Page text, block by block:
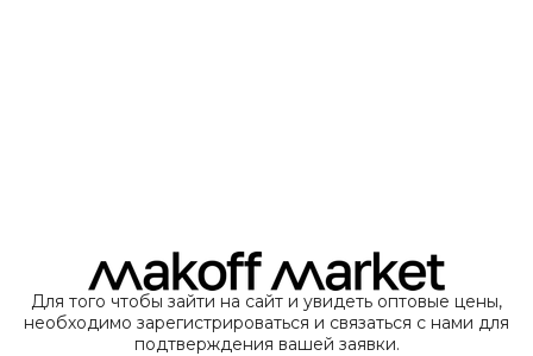
Для того чтобы зайти на сайт и увидеть оптовые цены,
необходимо зарегистрироваться и связаться с нами для
подтверждения вашей заявки.